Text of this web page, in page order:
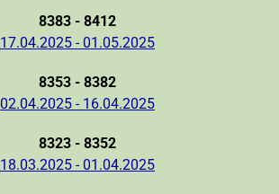
8383 - 8412
17.04.2025 - 01.05.2025
8353 - 8382
02.04.2025 - 16.04.2025
8323 - 8352
18.03.2025 - 01.04.2025